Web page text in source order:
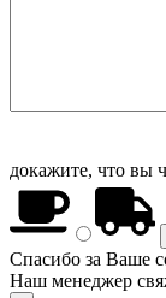
докажите, что вы
Спасибо за Ваше
Наш менеджер